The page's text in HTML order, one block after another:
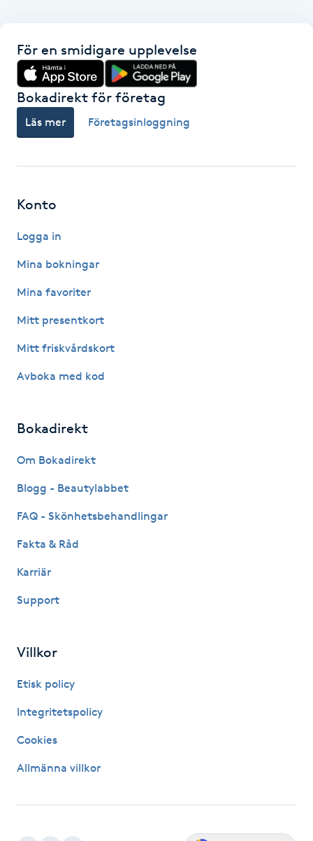
Microshading
Mixfransar
N
Nagelförlängning
Nagelförlängning akryl
Nagelförlängning gelé
Nagelförlängning silke
Nagelvård
Naglar reparation
NBE-massage
Olaplex
För en smidigare upplevelse
Bokadirekt för företag
Läs mer Företagsinloggning
Konto
Logga in
Mina bokningar
Mina favoriter
Mitt presentkort
Mitt friskvårdskort
Avboka med kod
Bokadirekt
Om Bokadirekt
Blogg - Beautylabbet
FAQ - Skönhetsbehandlingar
Fakta & Råd
Karriär
Support
Villkor
Etisk policy
Integritetspolicy
Cookies
Allmänna villkor